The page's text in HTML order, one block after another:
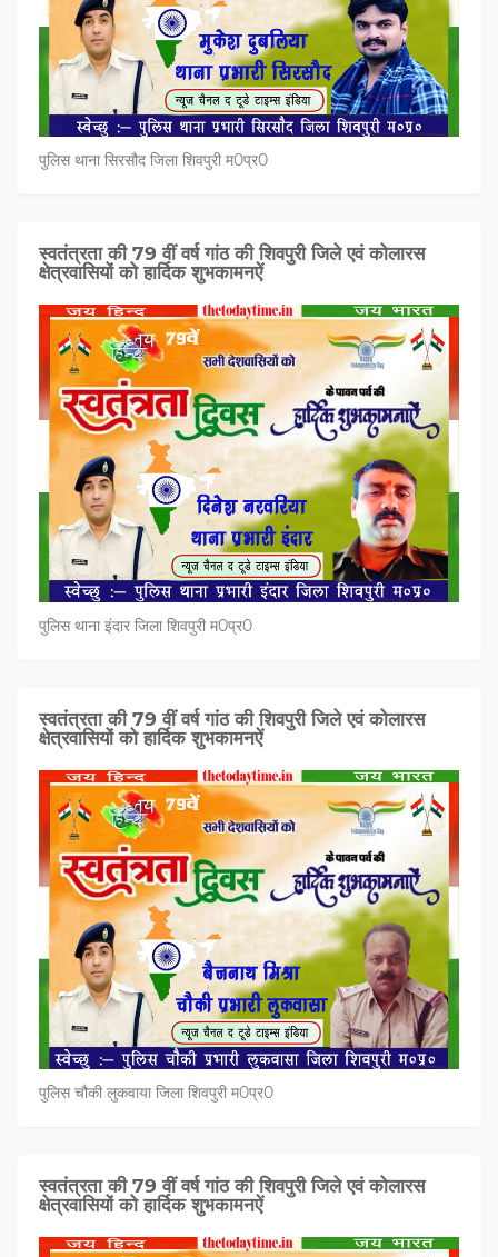
पुलिस थाना सिरसौद जिला शिवपुरी म0प्र0
स्वतंत्रता की 79 वीं वर्ष गांठ की शिवपुरी जिले एवं कोलारस
क्षेत्रवासियों को हार्दिक शुभकामनऐं
पुलिस थाना इंदार जिला शिवपुरी म0प्र0
स्वतंत्रता की 79 वीं वर्ष गांठ की शिवपुरी जिले एवं कोलारस
क्षेत्रवासियों को हार्दिक शुभकामनऐं
पुलिस चौकी लुकवाया जिला शिवपुरी म0प्र0
स्वतंत्रता की 79 वीं वर्ष गांठ की शिवपुरी जिले एवं कोलारस
क्षेत्रवासियों को हार्दिक शुभकामनऐं